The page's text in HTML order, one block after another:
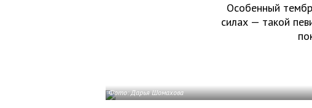
Особенный
силах — такой
Фото: Дарья Шомахова